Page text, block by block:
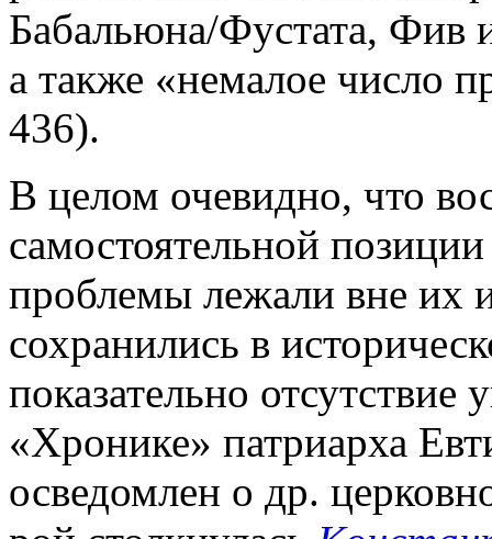
Бабальюна/Фустата, Фив
а также «немалое число
436).
В целом очевидно, что
самостоятельной
проблемы лежали вне их
сохранились в
показательно
«Хронике» патриарха
осведомлен о др.